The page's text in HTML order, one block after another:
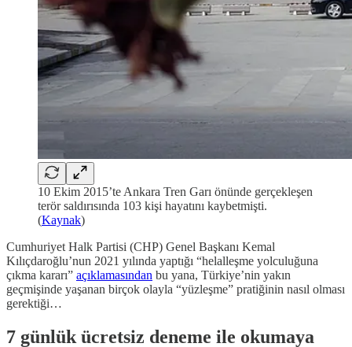
10 Ekim 2015’te Ankara Tren Garı önünde gerçekleşen
terör saldırısında 103 kişi hayatını kaybetmişti.
(Kaynak)
Cumhuriyet Halk Partisi (CHP) Genel Başkanı Kemal
Kılıçdaroğlu’nun 2021 yılında yaptığı “helalleşme yolculuğuna
çıkma kararı” açıklamasından bu yana, Türkiye’nin yakın
geçmişinde yaşanan birçok olayla “yüzleşme” pratiğinin nasıl olması
gerektiği…
7 günlük ücretsiz deneme ile okumaya